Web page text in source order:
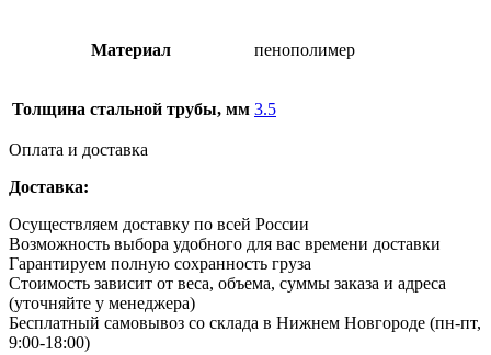
Материал пенополимер
Толщина стальной трубы, мм 3.5
Оплата и доставка
Доставка:
Осуществляем доставку по всей России
Возможность выбора удобного для вас времени доставки
Гарантируем полную сохранность груза
Стоимость зависит от веса, объема, суммы заказа и адреса
(уточняйте у менеджера)
Бесплатный самовывоз со склада в Нижнем Новгороде (пн-пт,
9:00-18:00)